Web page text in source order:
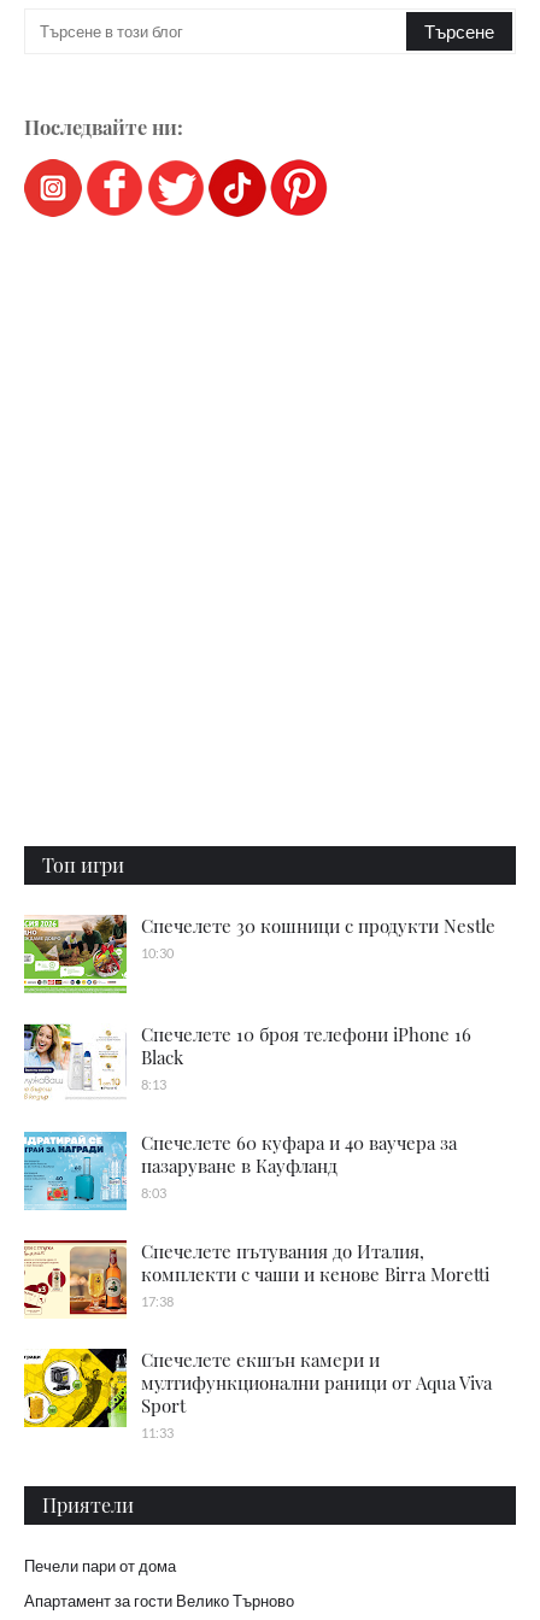
Последвайте ни:
Топ игри
Спечелете 30 кошници с продукти Nestle
10:30
Спечелете 10 броя телефони iPhone 16
Black
8:13
Спечелете 60 куфара и 40 ваучера за
пазаруване в Кауфланд
8:03
Спечелете пътувания до Италия,
комплекти с чаши и кенове Birra Moretti
17:38
Спечелете екшън камери и
мултифункционални раници от Aqua Viva
Sport
11:33
Приятели
Печели пари от дома
Апартамент за гости Велико Търново